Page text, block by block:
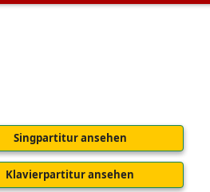
Singpartitur ansehen
Klavierpartitur ansehen